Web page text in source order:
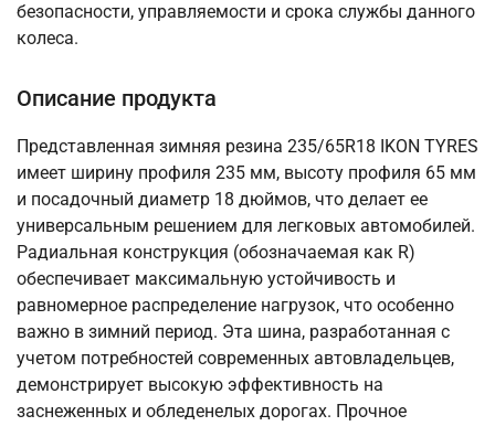
безопасности, управляемости и срока службы данного
колеса.
Описание продукта
Представленная зимняя резина 235/65R18 IKON TYRES
имеет ширину профиля 235 мм, высоту профиля 65 мм
и посадочный диаметр 18 дюймов, что делает ее
универсальным решением для легковых автомобилей.
Радиальная конструкция (обозначаемая как R)
обеспечивает максимальную устойчивость и
равномерное распределение нагрузок, что особенно
важно в зимний период. Эта шина, разработанная с
учетом потребностей современных автовладельцев,
демонстрирует высокую эффективность на
заснеженных и обледенелых дорогах. Прочное